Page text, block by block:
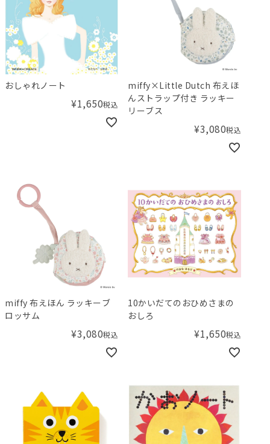
おしゃれノート
¥1,650税込
miffy×Little Dutch 布えほ
んストラップ付き ラッキー
リーブス
¥3,080税込
miffy 布えほん ラッキーブ
ロッサム
¥3,080税込
10かいだてのおひめさまの
おしろ
¥1,650税込